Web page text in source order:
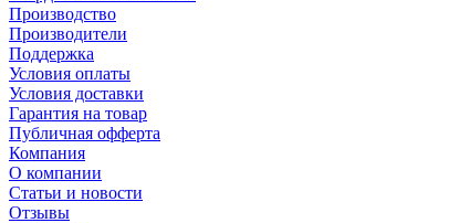
Производство
Производители
Поддержка
Условия оплаты
Условия доставки
Гарантия на товар
Публичная офферта
Компания
О компании
Статьи и новости
Отзывы